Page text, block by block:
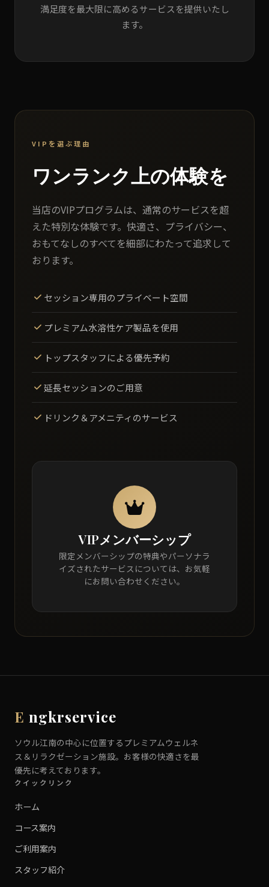
満足度を最大限に高めるサービスを提供いたし
ます。
VIPを選ぶ理由
ワンランク上の体験を
当店のVIPプログラムは、通常のサービスを超
えた特別な体験です。快適さ、プライバシー、
おもてなしのすべてを細部にわたって追求して
おります。
セッション専用のプライベート空間
プレミアム水溶性ケア製品を使用
トップスタッフによる優先予約
延長セッションのご用意
ドリンク＆アメニティのサービス
VIPメンバーシップ
限定メンバーシップの特典やパーソナラ
イズされたサービスについては、お気軽
にお問い合わせください。
E ngkrservice
ソウル江南の中心に位置するプレミアムウェルネ
ス＆リラクゼーション施設。お客様の快適さを最
優先に考えております。
クイックリンク
ホーム
コース案内
ご利用案内
スタッフ紹介